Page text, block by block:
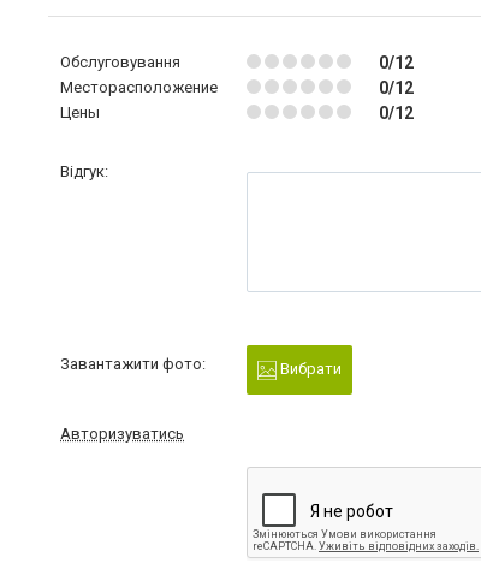
Обслуговування 0/12
Месторасположение 0/12
Цены 0/12
Відгук:
Завантажити фото: Вибрати
Авторизуватись